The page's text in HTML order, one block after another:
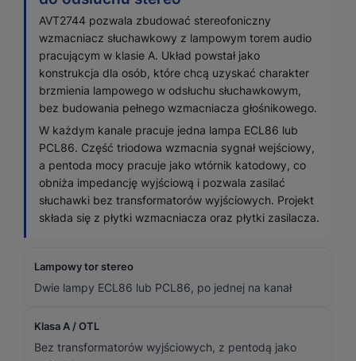
AVT2744 pozwala zbudować stereofoniczny
wzmacniacz słuchawkowy z lampowym torem audio
pracującym w klasie A. Układ powstał jako
konstrukcja dla osób, które chcą uzyskać charakter
brzmienia lampowego w odsłuchu słuchawkowym,
bez budowania pełnego wzmacniacza głośnikowego.
W każdym kanale pracuje jedna lampa ECL86 lub
PCL86. Część triodowa wzmacnia sygnał wejściowy,
a pentoda mocy pracuje jako wtórnik katodowy, co
obniża impedancję wyjściową i pozwala zasilać
słuchawki bez transformatorów wyjściowych. Projekt
składa się z płytki wzmacniacza oraz płytki zasilacza.
Lampowy tor stereo
Dwie lampy ECL86 lub PCL86, po jednej na kanał
Klasa A / OTL
Bez transformatorów wyjściowych, z pentodą jako